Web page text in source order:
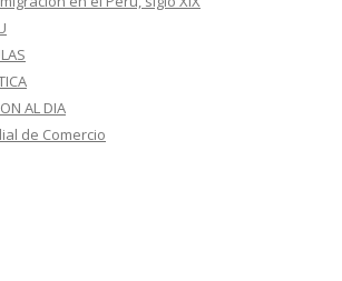
AL DIA
de Comercio